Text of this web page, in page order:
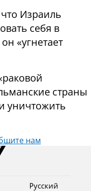
Израиль
себя в
«угнетает
страны
уничтожить
нам
Pусский